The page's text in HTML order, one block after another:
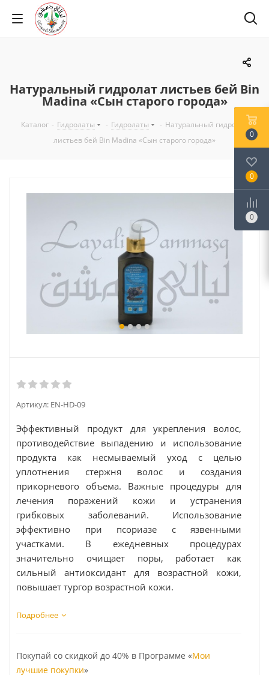
Натуральный гидролат листьев бей Bin
Madina «Сын старого города»
Каталог - Гидролаты - Гидролаты - Натуральный гидролат
листьев бей Bin Madina «Сын старого города»
Артикул: EN-HD-09
Эффективный продукт для укрепления волос,
противодействие выпадению и использование
продукта как несмываемый уход с целью
уплотнения стержня волос и создания
прикорневого объема. Важные процедуры для
лечения поражений кожи и устранения
грибковых заболеваний. Использование
эффективно при псориазе с язвенными
участками. В ежедневных процедурах
значительно очищает поры, работает как
сильный антиоксидант для возрастной кожи,
повышает тургор возрастной кожи.
Подробнее
Покупай со скидкой до 40% в Программе «Мои
лучшие покупки»
0
0
0